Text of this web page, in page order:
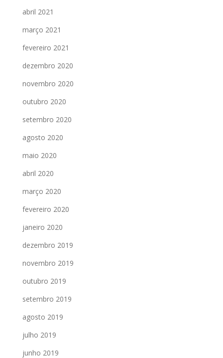
abril 2021
março 2021
fevereiro 2021
dezembro 2020
novembro 2020
outubro 2020
setembro 2020
agosto 2020
maio 2020
abril 2020
março 2020
fevereiro 2020
janeiro 2020
dezembro 2019
novembro 2019
outubro 2019
setembro 2019
agosto 2019
julho 2019
junho 2019